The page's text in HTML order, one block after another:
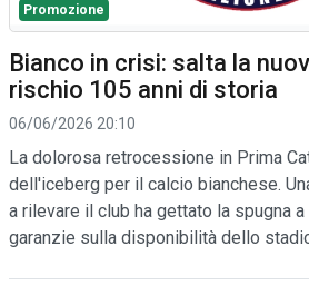
Promozione
Bianco in crisi: salta la
rischio 105 anni di storia
06/06/2026 20:10
La dolorosa retrocessione in Prima
dell'iceberg per il calcio bianchese.
a rilevare il club ha gettato la spugna
garanzie sulla disponibilità dello